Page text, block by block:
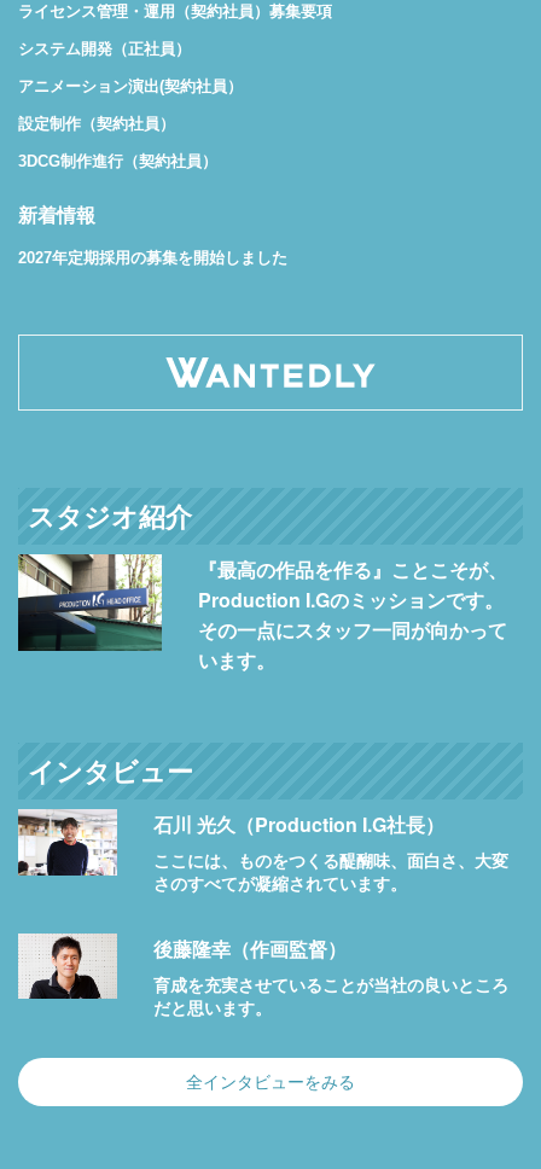
ライセンス管理・運用（契約社員）募集要項
システム開発（正社員）
アニメーション演出(契約社員）
設定制作（契約社員）
3DCG制作進行（契約社員）
新着情報
2027年定期採用の募集を開始しました
スタジオ紹介
『最高の作品を作る』ことこそが、
Production I.Gのミッションです。
その一点にスタッフ一同が向かって
います。
インタビュー
石川 光久（Production I.G社長）
ここには、ものをつくる醍醐味、面白さ、大変
さのすべてが凝縮されています。
後藤隆幸（作画監督）
育成を充実させていることが当社の良いところ
だと思います。
全インタビューをみる